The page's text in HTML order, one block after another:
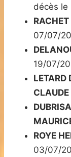
décès
07/07/
19/07/
LETARD
CLAUDE
ROYE
03/07/